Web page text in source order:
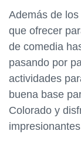
Además de
que ofrecer
de comedia
pasando por
actividades
buena base
Colorado y